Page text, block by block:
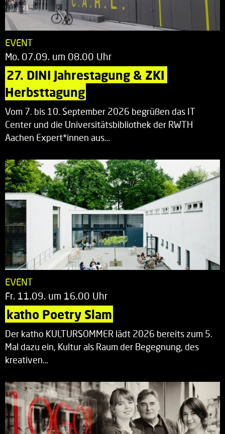
EVENT
Mo. 07.09. um 08.00 Uhr
27. DINI Jahrestagung & ZKI
Herbsttagung
Vom 7. bis 10. September 2026 begrüßen das IT
Center und die Universitätsbibliothek der RWTH
Aachen Expert*innen aus…
EVENT
Fr. 11.09. um 16.00 Uhr
katho Poetry Slam
Der katho KULTURSOMMER lädt 2026 bereits zum 5.
Mal dazu ein, Kultur als Raum der Begegnung, des
kreativen…